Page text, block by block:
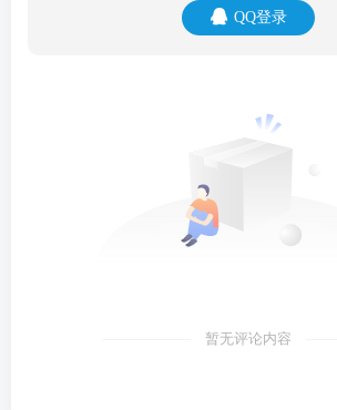
QQ登录
暂无评论内容